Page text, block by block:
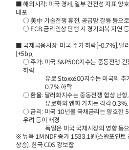
■ 해외시각: 미국 경제, 일부 건전성 지표 양
내포
○ 美中 기술전쟁 휴전, 공급망 갈등 등으
○ ECB, 금리인상 단행 시 경기회복 지연
■ 국제금융시장: 미국 주가 하락[-0.7%], 달
[+5bp]
○ 주가: 미국 S&P500지수는 중동전쟁 긴
하락
유로 Stoxx600지수는 미국의 추
0.7% 하락
○ 환율: 달러화지수는 중동전쟁 협상 난항
유로화와 엔화 가치는 각각
○ 금리: 미국 10년물 국채금리는 양호한
우려 등이 배경
독일은 미국 국채시장의 영향 등
※ 뉴욕 1M NDF 종가 1533.1원(스왑포인
상승). 한국 CDS 강보합